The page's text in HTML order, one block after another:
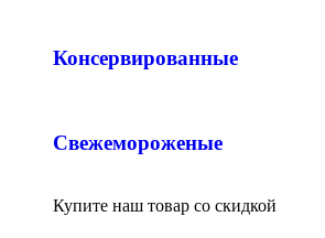
Консервированные
Свежемороженые
Купите наш товар со скидкой